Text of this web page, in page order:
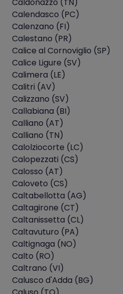
Calendasco (PC)
Calenzano (FI)
Calestano (PR)
Calice al Cornoviglio (SP)
Calice Ligure (SV)
Calimera (LE)
Calitri (AV)
Calizzano (SV)
Callabiana (BI)
Calliano (AT)
Calliano (TN)
Calolziocorte (LC)
Calopezzati (CS)
Calosso (AT)
Caloveto (CS)
Caltabellotta (AG)
Caltagirone (CT)
Caltanissetta (CL)
Caltavuturo (PA)
Caltignaga (NO)
Calto (RO)
Caltrano (VI)
Calusco d'Adda (BG)